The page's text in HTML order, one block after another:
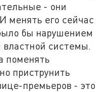
- они
менять его сейчас
бы нарушением
властной системы.
поменять
приструнить
премьеров - это